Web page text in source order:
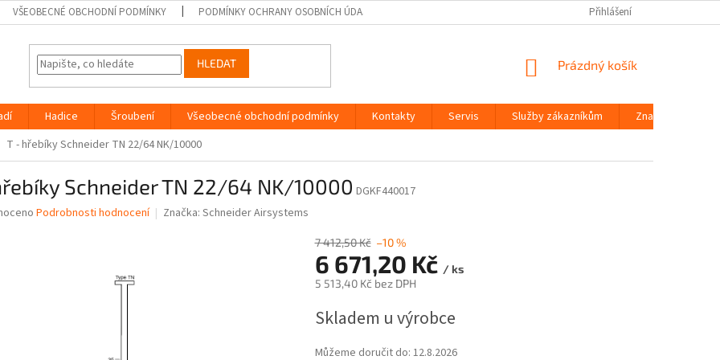
VŠEOBECNÉ OBCHODNÍ PODMÍNKY PODMÍNKY OCHRANY OSOBNÍCH ÚDAJŮ Přihlášení
HLEDAT
NÁKUPNÍ
Prázdný košík
Hadice Šroubení Všeobecné obchodní podmínky Kontakty Servis Služby zákazníkům
Značky
T - hřebíky Schneider TN 22/64 NK/10000
Schneider TN 22/64 NK/10000 DGKF440017
Podrobnosti hodnocení Značka: Schneider Airsystems
7 412,50 Kč –10 %
6 671,20 Kč / ks
5 513,40 Kč bez DPH
cena:
Skladem u výrobce
Můžeme doručit do: 12.8.2026